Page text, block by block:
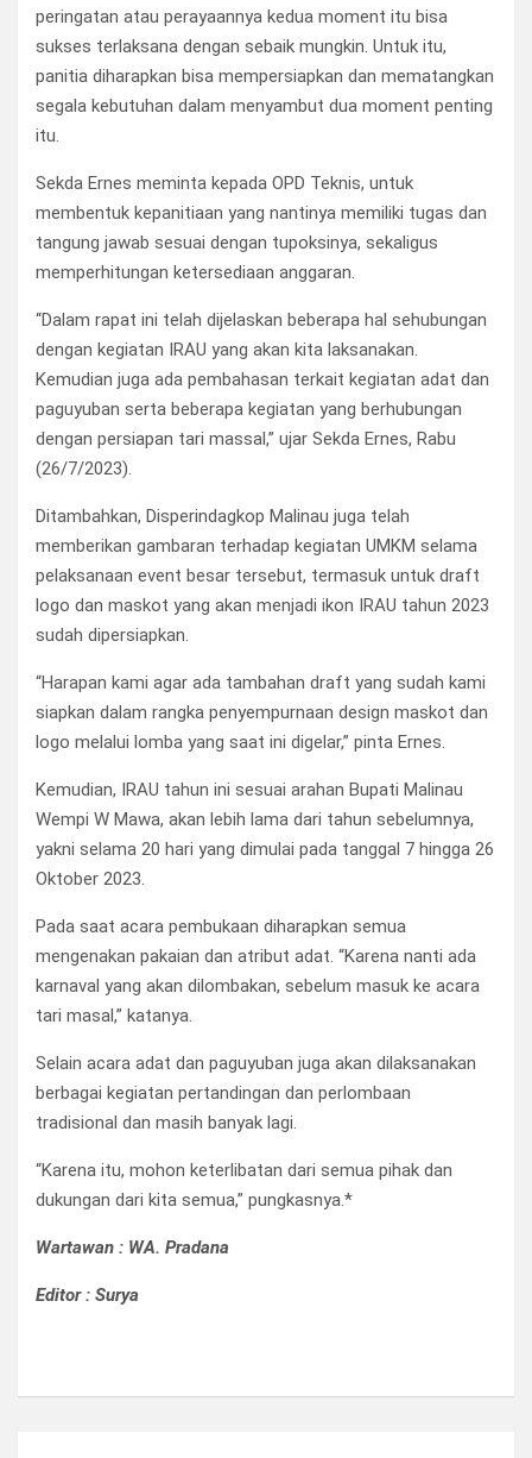
peringatan atau perayaannya kedua moment itu bisa
sukses terlaksana dengan sebaik mungkin. Untuk itu,
panitia diharapkan bisa mempersiapkan dan mematangkan
segala kebutuhan dalam menyambut dua moment penting
itu.
Sekda Ernes meminta kepada OPD Teknis, untuk
membentuk kepanitiaan yang nantinya memiliki tugas dan
tangung jawab sesuai dengan tupoksinya, sekaligus
memperhitungan ketersediaan anggaran.
“Dalam rapat ini telah dijelaskan beberapa hal sehubungan
dengan kegiatan IRAU yang akan kita laksanakan.
Kemudian juga ada pembahasan terkait kegiatan adat dan
paguyuban serta beberapa kegiatan yang berhubungan
dengan persiapan tari massal,” ujar Sekda Ernes, Rabu
(26/7/2023).
Ditambahkan, Disperindagkop Malinau juga telah
memberikan gambaran terhadap kegiatan UMKM selama
pelaksanaan event besar tersebut, termasuk untuk draft
logo dan maskot yang akan menjadi ikon IRAU tahun 2023
sudah dipersiapkan.
“Harapan kami agar ada tambahan draft yang sudah kami
siapkan dalam rangka penyempurnaan design maskot dan
logo melalui lomba yang saat ini digelar,” pinta Ernes.
Kemudian, IRAU tahun ini sesuai arahan Bupati Malinau
Wempi W Mawa, akan lebih lama dari tahun sebelumnya,
yakni selama 20 hari yang dimulai pada tanggal 7 hingga 26
Oktober 2023.
Pada saat acara pembukaan diharapkan semua
mengenakan pakaian dan atribut adat. “Karena nanti ada
karnaval yang akan dilombakan, sebelum masuk ke acara
tari masal,” katanya.
Selain acara adat dan paguyuban juga akan dilaksanakan
berbagai kegiatan pertandingan dan perlombaan
tradisional dan masih banyak lagi.
“Karena itu, mohon keterlibatan dari semua pihak dan
dukungan dari kita semua,” pungkasnya.*
Wartawan : WA. Pradana
Editor : Surya